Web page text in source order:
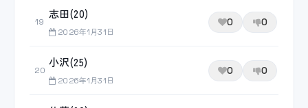
19
志田(20)
2026年1月31日
0 0
20
小沢(25)
2026年1月31日
0 0